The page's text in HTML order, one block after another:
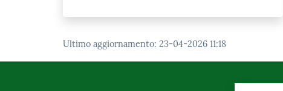
Ultimo aggiornamento: 23-04-2026 11:18